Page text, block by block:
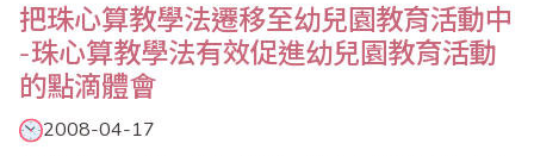
把珠心算教學法遷移至幼兒園教育活動中
-珠心算教學法有效促進幼兒園教育活動
的點滴體會
2008-04-17